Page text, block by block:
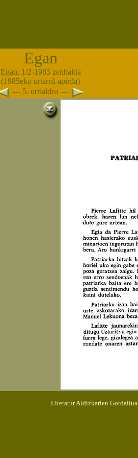
Egan
Egan, 1/2-1985 zenbakia
(1985eko urtarril-apirila)
— 5. orrialdea —
Literatur Aldizkarien Gordailua